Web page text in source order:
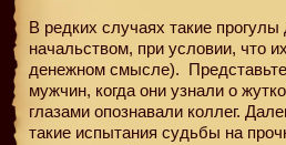
В редких случаях такие прогулы
начальством, при условии, что
денежном смысле).
мужчин, когда они узнали о
глазами опознавали коллег.
такие испытания судьбы на